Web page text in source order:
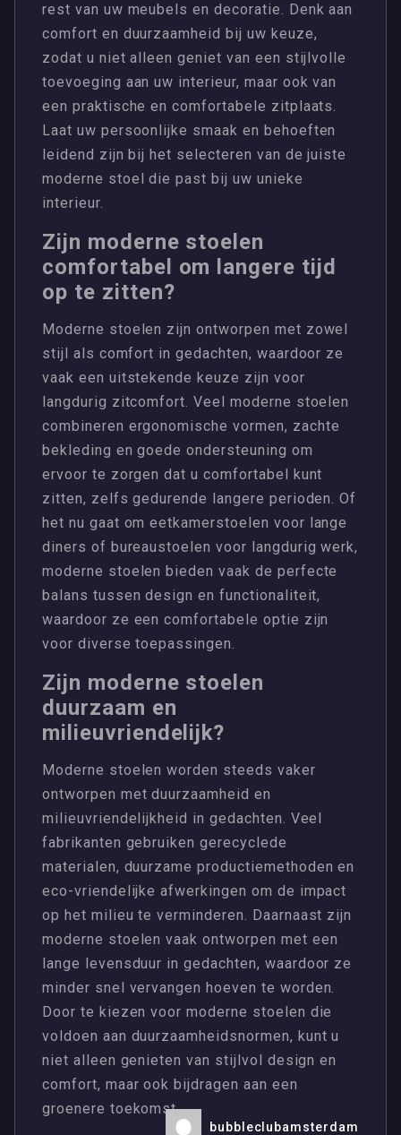
rest van uw meubels en decoratie. Denk aan
comfort en duurzaamheid bij uw keuze,
zodat u niet alleen geniet van een stijlvolle
toevoeging aan uw interieur, maar ook van
een praktische en comfortabele zitplaats.
Laat uw persoonlijke smaak en behoeften
leidend zijn bij het selecteren van de juiste
moderne stoel die past bij uw unieke
interieur.
Zijn moderne stoelen
comfortabel om langere tijd
op te zitten?
Moderne stoelen zijn ontworpen met zowel
stijl als comfort in gedachten, waardoor ze
vaak een uitstekende keuze zijn voor
langdurig zitcomfort. Veel moderne stoelen
combineren ergonomische vormen, zachte
bekleding en goede ondersteuning om
ervoor te zorgen dat u comfortabel kunt
zitten, zelfs gedurende langere perioden. Of
het nu gaat om eetkamerstoelen voor lange
diners of bureaustoelen voor langdurig werk,
moderne stoelen bieden vaak de perfecte
balans tussen design en functionaliteit,
waardoor ze een comfortabele optie zijn
voor diverse toepassingen.
Zijn moderne stoelen
duurzaam en
milieuvriendelijk?
Moderne stoelen worden steeds vaker
ontworpen met duurzaamheid en
milieuvriendelijkheid in gedachten. Veel
fabrikanten gebruiken gerecyclede
materialen, duurzame productiemethoden en
eco-vriendelijke afwerkingen om de impact
op het milieu te verminderen. Daarnaast zijn
moderne stoelen vaak ontworpen met een
lange levensduur in gedachten, waardoor ze
minder snel vervangen hoeven te worden.
Door te kiezen voor moderne stoelen die
voldoen aan duurzaamheidsnormen, kunt u
niet alleen genieten van stijlvol design en
comfort, maar ook bijdragen aan een
groenere toekomst.
bubbleclubamsterdam